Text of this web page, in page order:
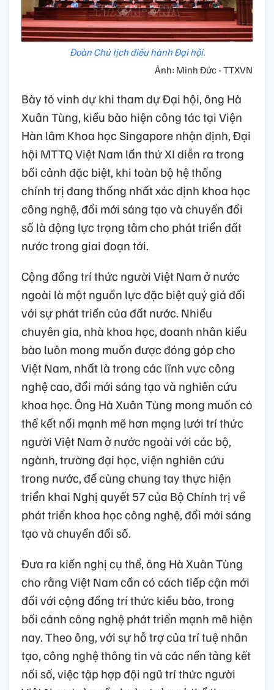
Đoàn Chủ tịch điều hành Đại hội.
Ảnh: Minh Đức - TTXVN
Bày tỏ vinh dự khi tham dự Đại hội, ông Hà
Xuân Tùng, kiều bào hiện công tác tại Viện
Hàn lâm Khoa học Singapore nhận định, Đại
hội MTTQ Việt Nam lần thứ XI diễn ra trong
bối cảnh đặc biệt, khi toàn bộ hệ thống
chính trị đang thống nhất xác định khoa học
công nghệ, đổi mới sáng tạo và chuyển đổi
số là động lực trọng tâm cho phát triển đất
nước trong giai đoạn tới.
Cộng đồng trí thức người Việt Nam ở nước
ngoài là một nguồn lực đặc biệt quý giá đối
với sự phát triển của đất nước. Nhiều
chuyên gia, nhà khoa học, doanh nhân kiều
bào luôn mong muốn được đóng góp cho
Việt Nam, nhất là trong các lĩnh vực công
nghệ cao, đổi mới sáng tạo và nghiên cứu
khoa học. Ông Hà Xuân Tùng mong muốn có
thể kết nối mạnh mẽ hơn mạng lưới trí thức
người Việt Nam ở nước ngoài với các bộ,
ngành, trường đại học, viện nghiên cứu
trong nước, để cùng chung tay thực hiện
triển khai Nghị quyết 57 của Bộ Chính trị về
phát triển khoa học công nghệ, đổi mới sáng
tạo và chuyển đổi số.
Đưa ra kiến nghị cụ thể, ông Hà Xuân Tùng
cho rằng Việt Nam cần có cách tiếp cận mới
đối với cộng đồng trí thức kiều bào, trong
bối cảnh công nghệ phát triển mạnh mẽ hiện
nay. Theo ông, với sự hỗ trợ của trí tuệ nhân
tạo, công nghệ thông tin và các nền tảng kết
nối số, việc tập hợp đội ngũ trí thức người